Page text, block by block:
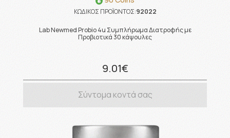
ΚΩΔΙΚΟΣ ΠΡΟΪΟΝΤΟΣ:92022
Lab Newmed Probio 4u Συμπλήρωμα Διατροφής με
Προβιοτικά 30 κάψουλες
9.01€
Σύντομα κοντά σας